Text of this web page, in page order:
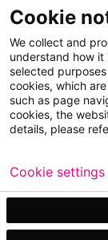
Kontakt
Copyright ©
Rättigheter
Cookie
We collect and
understand how it
selected
cookies, which
such as page
cookies, the
details, please
Cookie settings